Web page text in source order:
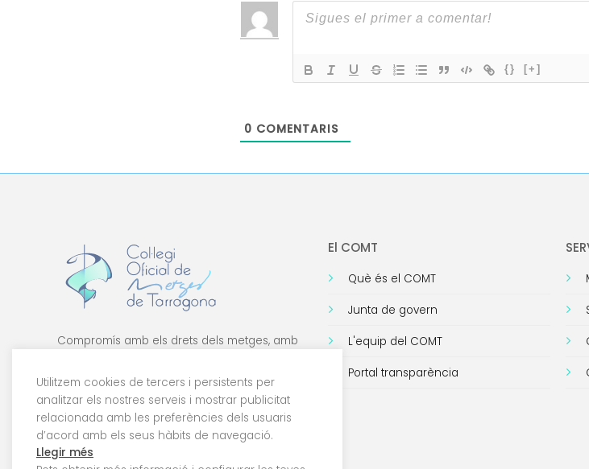
{} [+]
0 COMENTARIS
Compromís amb els drets dels metges, amb
El COMT
Què és el COMT
Junta de govern
L'equip del COMT
Portal transparència
Utilitzem cookies de tercers i persistents per
analitzar els nostres serveis i mostrar publicitat
relacionada amb les preferències dels usuaris
d’acord amb els seus hàbits de navegació.
Llegir més